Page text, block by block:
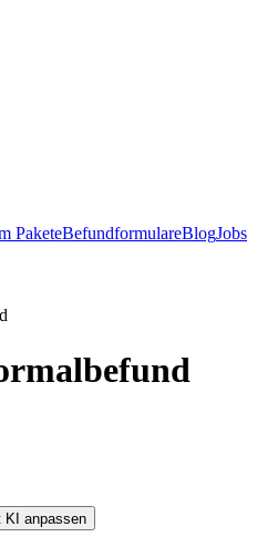
PaketeBefundformulareBlogJobs
KI anpassen